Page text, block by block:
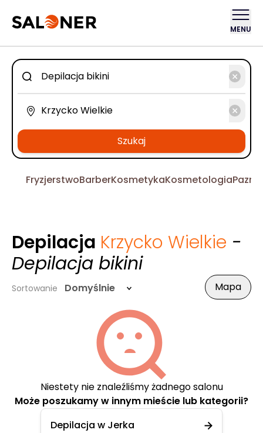
MENU
Szukaj
FryzjerstwoBarberKosmetykaKosmetologia
Depilacja Krzycko Wielkie -
Depilacja bikini
Sortowanie Domyślnie Mapa
Niestety nie znaleźliśmy żadnego salonu
Może poszukamy w innym mieście lub kategorii?
Depilacja w Jerka